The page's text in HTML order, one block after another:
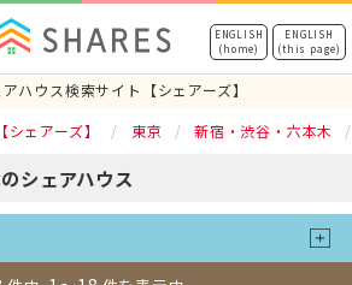
ENGLISH
(home)
ENGLISH
(this page)
ハウス検索サイト【シェアーズ】
ェアーズ】 東京 新宿・渋谷・六本木
シェアハウス